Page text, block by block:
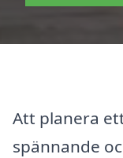
Att planera
spännande